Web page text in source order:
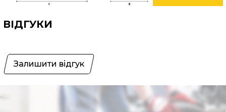
ВІДГУКИ
Залишити відгук